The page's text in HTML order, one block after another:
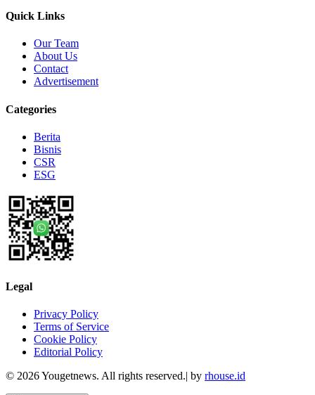
Quick Links
Our Team
About Us
Contact
Advertisement
Categories
Berita
Bisnis
CSR
ESG
Legal
Privacy Policy
Terms of Service
Cookie Policy
Editorial Policy
© 2026Yougetnews. All rights reserved.| by rhouse.id